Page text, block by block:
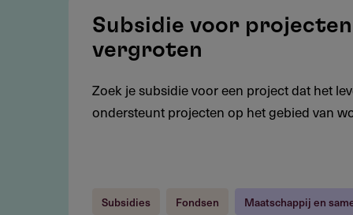
voor
projecten
gelijke
kansen
Subsidie voor
vergroten
Zoek je subsidie voor een project dat het
ondersteunt projecten op het gebied van
Subsidies Fondsen Maatschappij en